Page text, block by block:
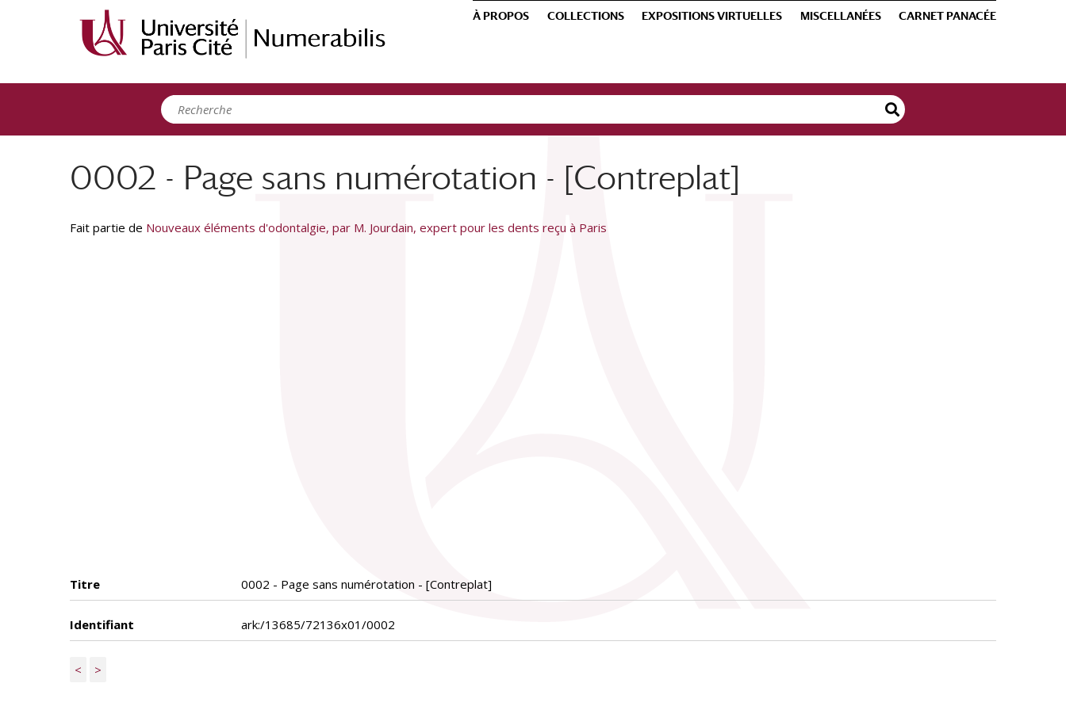
À PROPOS COLLECTIONS EXPOSITIONS VIRTUELLES MISCELLANÉES CARNET PANACÉE
0002 - Page sans numérotation - [Contreplat]
Fait partie de Nouveaux éléments d'odontalgie, par M. Jourdain, expert pour les dents reçu à Paris
Titre 0002 - Page sans numérotation - [Contreplat]
Identifiant ark:/13685/72136x01/0002
< >
Panneau de gestion des cookies